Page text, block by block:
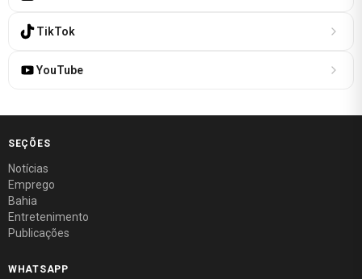
TikTok
YouTube
SEÇÕES
Notícias
Emprego
Bahia
Entretenimento
Publicações
WHATSAPP